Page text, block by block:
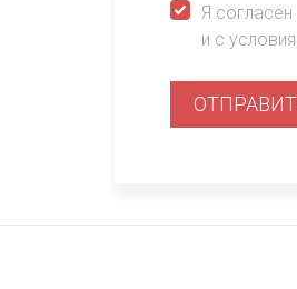
Я
и с